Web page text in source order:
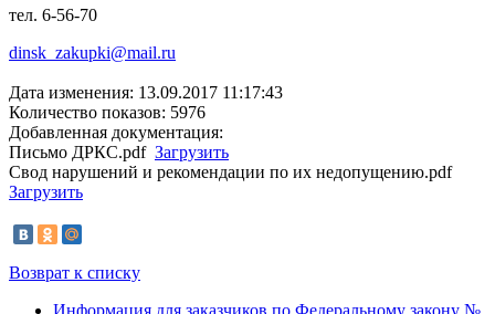
тел. 6-56-70
dinsk_zakupki@mail.ru
Дата изменения: 13.09.2017 11:17:43
Количество показов: 5976
Добавленная документация:
Письмо ДРКС.pdf Загрузить
Свод нарушений и рекомендации по их недопущению.pdf
Загрузить
Возврат к списку
Информация для заказчиков по Федеральному закону №